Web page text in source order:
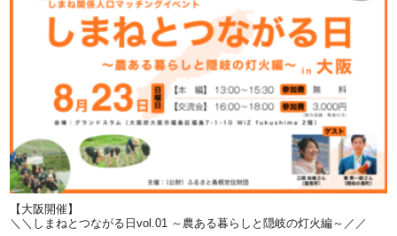
【大阪開催】
＼＼しまねとつながる日vol.01 ～農ある暮らしと隠岐の灯火編～／／